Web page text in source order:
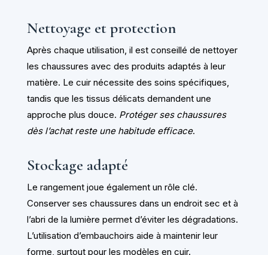
Nettoyage et protection
Après chaque utilisation, il est conseillé de nettoyer
les chaussures avec des produits adaptés à leur
matière. Le cuir nécessite des soins spécifiques,
tandis que les tissus délicats demandent une
approche plus douce. Protéger ses chaussures
dès l’achat reste une habitude efficace.
Stockage adapté
Le rangement joue également un rôle clé.
Conserver ses chaussures dans un endroit sec et à
l’abri de la lumière permet d’éviter les dégradations.
L’utilisation d’embauchoirs aide à maintenir leur
forme, surtout pour les modèles en cuir.